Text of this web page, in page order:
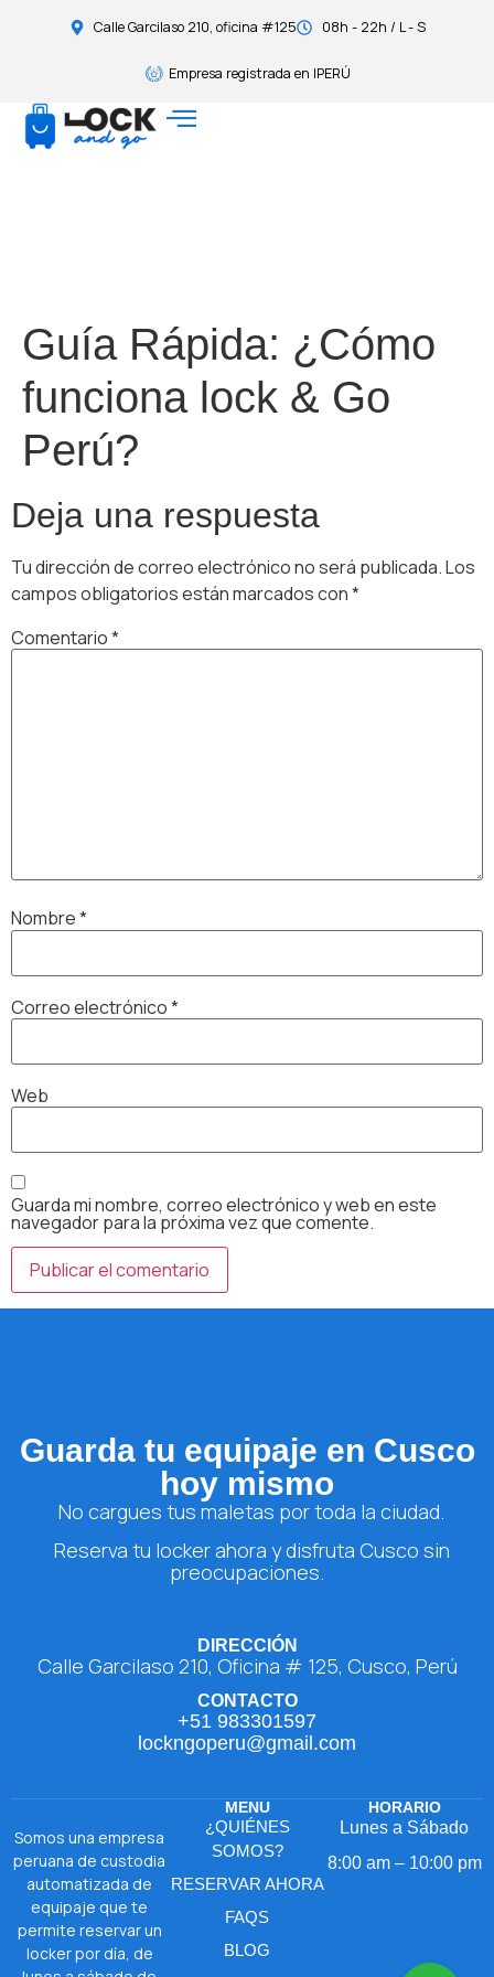
Calle Garcilaso 210, oficina #125 08h - 22h / L - S
Empresa registrada en IPERÚ
Guía Rápida: ¿Cómo
funciona lock & Go
Perú?
Deja una respuesta
Tu dirección de correo electrónico no será publicada.Los
campos obligatorios están marcados con*
Comentario*
Nombre*
Correo electrónico*
Web
Guarda mi nombre, correo electrónico y web en este
navegador para la próxima vez que comente.
Guarda tu equipaje en Cusco
hoy mismo
No cargues tus maletas por toda la ciudad.
Reserva tu locker ahora y disfruta Cusco sin
preocupaciones.
DIRECCIÓN
Calle Garcilaso 210, Oficina # 125, Cusco, Perú
CONTACTO
+51 983301597
lockngoperu@gmail.com
Somos una empresa
peruana de custodia
automatizada de
equipaje que te
permite reservar un
locker por día, de
MENU
¿QUIÉNES
SOMOS?
RESERVAR AHORA
FAQS
BLOG
HORARIO
Lunes a Sábado
8:00 am – 10:00 pm